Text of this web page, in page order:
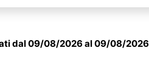
dal 09/08/2026 al 09/08/2026